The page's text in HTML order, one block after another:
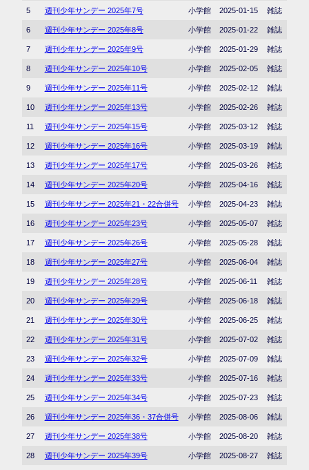
5 週刊少年サンデー 2025年7号 小学館 2025-01-15 雑誌
6 週刊少年サンデー 2025年8号 小学館 2025-01-22 雑誌
7 週刊少年サンデー 2025年9号 小学館 2025-01-29 雑誌
8 週刊少年サンデー 2025年10号 小学館 2025-02-05 雑誌
9 週刊少年サンデー 2025年11号 小学館 2025-02-12 雑誌
10 週刊少年サンデー 2025年13号 小学館 2025-02-26 雑誌
11 週刊少年サンデー 2025年15号 小学館 2025-03-12 雑誌
12 週刊少年サンデー 2025年16号 小学館 2025-03-19 雑誌
13 週刊少年サンデー 2025年17号 小学館 2025-03-26 雑誌
14 週刊少年サンデー 2025年20号 小学館 2025-04-16 雑誌
15 週刊少年サンデー 2025年21・22合併号 小学館 2025-04-23 雑誌
16 週刊少年サンデー 2025年23号 小学館 2025-05-07 雑誌
17 週刊少年サンデー 2025年26号 小学館 2025-05-28 雑誌
18 週刊少年サンデー 2025年27号 小学館 2025-06-04 雑誌
19 週刊少年サンデー 2025年28号 小学館 2025-06-11 雑誌
20 週刊少年サンデー 2025年29号 小学館 2025-06-18 雑誌
21 週刊少年サンデー 2025年30号 小学館 2025-06-25 雑誌
22 週刊少年サンデー 2025年31号 小学館 2025-07-02 雑誌
23 週刊少年サンデー 2025年32号 小学館 2025-07-09 雑誌
24 週刊少年サンデー 2025年33号 小学館 2025-07-16 雑誌
25 週刊少年サンデー 2025年34号 小学館 2025-07-23 雑誌
26 週刊少年サンデー 2025年36・37合併号 小学館 2025-08-06 雑誌
27 週刊少年サンデー 2025年38号 小学館 2025-08-20 雑誌
28 週刊少年サンデー 2025年39号 小学館 2025-08-27 雑誌